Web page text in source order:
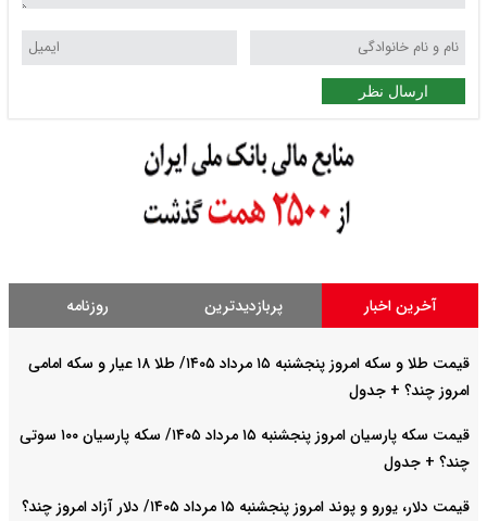
ارسال نظر
آخرین اخبار پربازدیدترین روزنامه
قیمت طلا و سکه امروز پنجشنبه ۱۵ مرداد ۱۴۰۵/ طلا ۱۸ عیار و سکه امامی
امروز چند؟ + جدول
قیمت سکه پارسیان امروز پنجشنبه ۱۵ مرداد ۱۴۰۵/ سکه پارسیان ۱۰۰ سوتی
چند؟ + جدول
قیمت دلار، یورو و پوند امروز پنجشنبه ۱۵ مرداد ۱۴۰۵/ دلار آزاد امروز چند؟